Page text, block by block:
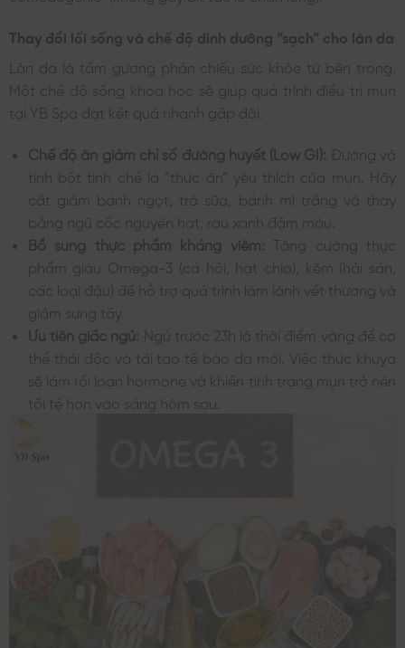
Thay đổi lối sống và chế độ dinh dưỡng “sạch” cho làn da
Làn da là tấm gương phản chiếu sức khỏe từ bên trong.
Một chế độ sống khoa học sẽ giúp quá trình điều trị mụn
tại YB Spa đạt kết quả nhanh gấp đôi.
Chế độ ăn giảm chỉ số đường huyết (Low GI): Đường và
tinh bột tinh chế là “thức ăn” yêu thích của mụn. Hãy
cắt giảm bánh ngọt, trà sữa, bánh mì trắng và thay
bằng ngũ cốc nguyên hạt, rau xanh đậm màu.
Bổ sung thực phẩm kháng viêm: Tăng cường thực
phẩm giàu Omega-3 (cá hồi, hạt chia), kẽm (hải sản,
các loại đậu) để hỗ trợ quá trình làm lành vết thương và
giảm sưng tấy.
Ưu tiên giấc ngủ: Ngủ trước 23h là thời điểm vàng để cơ
thể thải độc và tái tạo tế bào da mới. Việc thức khuya
sẽ làm rối loạn hormone và khiến tình trạng mụn trở nên
tồi tệ hơn vào sáng hôm sau.